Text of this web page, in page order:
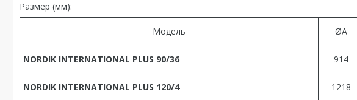
Размер (мм):
Модель ØA
NORDIK INTERNATIONAL PLUS 90/36 914
NORDIK INTERNATIONAL PLUS 120/4 1218